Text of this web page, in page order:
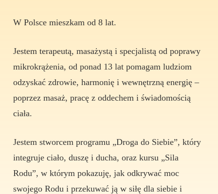
W Polsce mieszkam od 8 lat.
Jestem terapeutą, masażystą i specjalistą od poprawy
mikrokrążenia, od ponad 13 lat pomagam ludziom
odzyskać zdrowie, harmonię i wewnętrzną energię –
poprzez masaż, pracę z oddechem i świadomością
ciała.
Jestem stworcem programu „Droga do Siebie”, który
integruje ciało, duszę i ducha, oraz kursu „Sila
Rodu”, w którym pokazuję, jak odkrywać moc
swojego Rodu i przekuwać ją w siłę dla siebie i